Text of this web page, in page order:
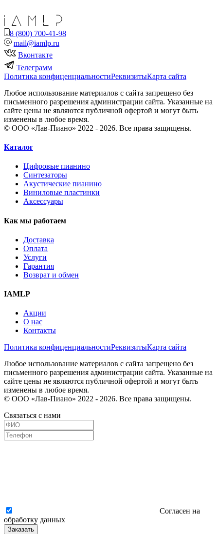
8 (800) 700-41-98
mail@iamlp.ru
Вконтакте
Телеграмм
Политика конфиценциальностиРеквизитыКарта сайта
Любое использование материалов с сайта запрещено без
письменного разрешения администрации сайта. Указанные на
сайте цены не являются публичной офертой и могут быть
изменены в любое время.
© ООО «Лав-Пиано» 2022 - 2026. Все права защищены.
Каталог
Цифровые пианино
Синтезаторы
Акустические пианино
Виниловые пластинки
Аксессуары
Как мы работаем
Доставка
Оплата
Услуги
Гарантия
Возврат и обмен
IAMLP
Акции
О нас
Контакты
Политика конфиценциальностиРеквизитыКарта сайта
Любое использование материалов с сайта запрещено без
письменного разрешения администрации сайта. Указанные на
сайте цены не являются публичной офертой и могут быть
изменены в любое время.
© ООО «Лав-Пиано» 2022 - 2026. Все права защищены.
Связаться с нами
Согласен на
обработку данных
Заказать